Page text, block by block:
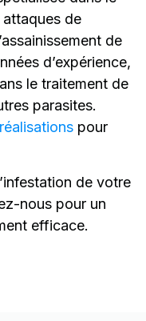
de
de
d’expérience,
le traitement de
parasites.
réalisations pour
de votre
nous pour un
efficace.